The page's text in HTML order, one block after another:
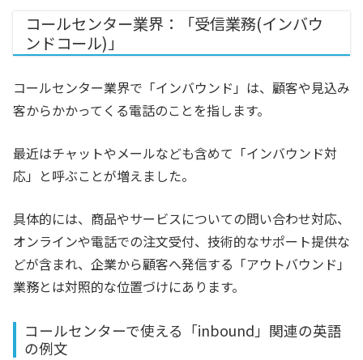
コールセンター業界：「受信業務(インバウ
ンドコール)」
コールセンター業界で「インバウンド」は、顧客や見込み
客からかかってくる電話のことを指します。
最近はチャットやメールなども含めて「インバウンド対
応」と呼ぶことが増えました。
具体的には、商品やサービスについての問い合わせ対応、
オンラインや電話での注文受付、技術的なサポート提供な
どが含まれ、企業から顧客へ発信する「アウトバウンド」
業務とは対照的な位置づけにあります。
コールセンターで使える「inbound」関連の英語
の例文